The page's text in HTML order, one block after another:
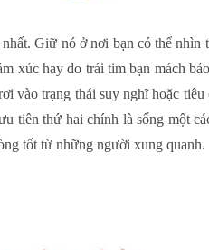
Giữ nó ở nơi bạn có thể nhìn
xúc hay do trái tim bạn mách
vào trạng thái suy nghĩ hoặc
tiên thứ hai chính là sống một
tốt từ những người xung quanh.